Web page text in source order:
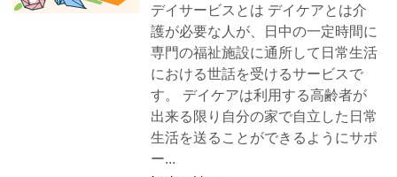
デイサービスとは デイケアとは介
護が必要な人が、日中の一定時間に
専門の福祉施設に通所して日常生活
における世話を受けるサービスで
す。 デイケアは利用する高齢者が
出来る限り自分の家で自立した日常
生活を送ることができるようにサポ
ー...